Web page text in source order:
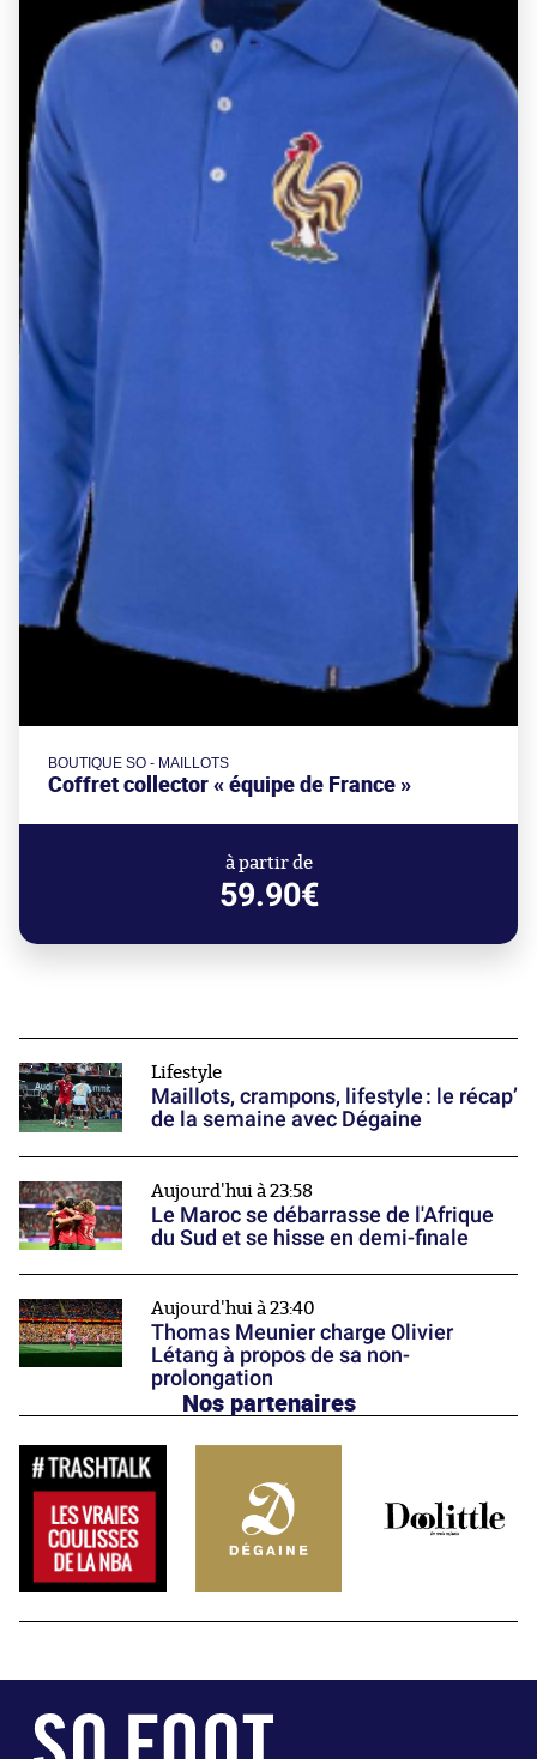
BOUTIQUE SO - MAILLOTS
Coffret collector « équipe de France »
à partir de
59.90€
Lifestyle
Maillots, crampons, lifestyle : le récap’
de la semaine avec Dégaine
Aujourd'hui à 23:58
Le Maroc se débarrasse de l'Afrique
du Sud et se hisse en demi-finale
Aujourd'hui à 23:40
Thomas Meunier charge Olivier
Létang à propos de sa non-
prolongation
Nos partenaires